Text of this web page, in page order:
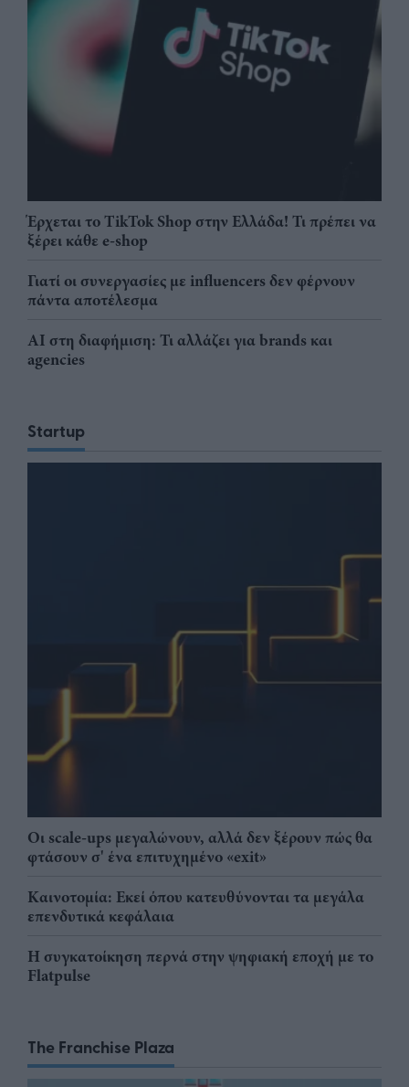
Έρχεται το TikTok Shop στην Ελλάδα! Τι πρέπει να
ξέρει κάθε e-shop
Γιατί οι συνεργασίες με influencers δεν φέρνουν
πάντα αποτέλεσμα
AI στη διαφήμιση: Τι αλλάζει για brands και
agencies
Startup
Οι scale-ups μεγαλώνουν, αλλά δεν ξέρουν πώς θα
φτάσουν σ' ένα επιτυχημένο «exit»
Καινοτομία: Εκεί όπου κατευθύνονται τα μεγάλα
επενδυτικά κεφάλαια
Η συγκατοίκηση περνά στην ψηφιακή εποχή με το
Flatpulse
The Franchise Plaza